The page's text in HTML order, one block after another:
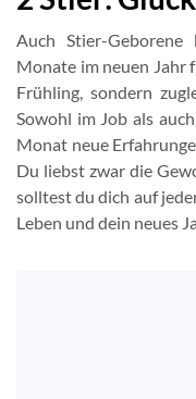
Auch Stier-
Monate im neuen Jahr
Frühling, sondern
Sowohl im Job als
Monat neue
Du liebst zwar die
solltest du dich auf
Leben und dein neues